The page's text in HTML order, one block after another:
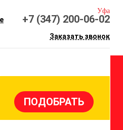
Уфа
+7 (347) 200-06-02
Заказать звонок